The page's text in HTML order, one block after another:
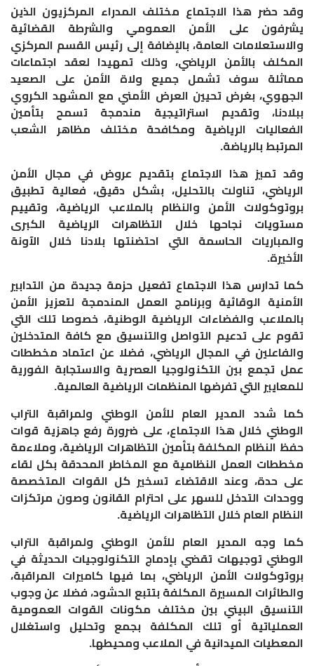
وقد حضر هذا الاجتماع مختلف المدراء المركزيون الذين
يشرفون على الأمن العمومي والشرطة القضائية
والاستعلامات العامة، بالإضافة إلى رئيس القسم المركزي
المكلف بالأمن الرياضي، وذلك تمهيدا لعقد اجتماعات
مماثلة سوف تشمل جميع ولاة الأمن على الصعيد
الجهوي، بغرض تحيين العرض الأمني مع المشهد الكروي
ببلادنا، وتقديم استراتيجية مندمجة تسمح بتأمين
الفعاليات الرياضية ومكافحة مختلف مظاهر الشعب
المرتبط بالرياضة.
وقد تميز هذا الاجتماع بتقديم عروض في مجال الأمن
الرياضي، تناولت بالتحليل، بشكل دقيق، فعالية تطبيق
بروتوكولات الأمن والنظام بالملاعب الرياضية، وتقييم
مستويات نجاحها خلال التظاهرات الرياضية الكبرى
والمباريات الحاسمة التي احتضنتها بلادنا خلال الآونة
الأخيرة.
كما تدارس هذا الاجتماع تفعيل حزمة جديدة من التدابير
الأمنية الوقائية وبرنامج العمل المندمجة لتعزيز الأمن
بالملاعب والفضاءات الرياضية الوطنية، خصوصا تلك التي
تقوم على تدعيم التواصل والتنسيق مع كافة المتدخلين
والفاعلين في المجال الرياضي، فضلا عن اعتماد مخططات
عمل تجمع بين التكنولوجيا العصرية والاستجابة الفورية
للمعايير التي تفرضها المنظمات الرياضية العالمية.
كما شدد المدير العام للأمن الوطني ولمراقبة التراب
الوطني خلال هذا الاجتماع، على ضرورة رفع جاهزية قوات
حفظ النظام المكلفة بتأمين التظاهرات الرياضية، وملاءمة
مخططات العمل النظامية مع المخاطر المحدقة بكل لقاء
على حدة، وعند الاقتضاء تسخير كل القوات المتخصصة
ووحدات التدخل للسهر على احترام القانون وصون مرتكزات
النظام العام خلال التظاهرات الرياضية.
كما وجه المدير العام للأمن الوطني ولمراقبة التراب
الوطني توجيهات تقضي بإدماج التكنولوجيات الحديثة في
بروتوكولات الأمن الرياضي، بما فيها كاميرات المراقبة،
والطائرات المسيرة المكلفة بتتبع الحشود، فضلا عن وجوب
التنسيق البيني بين مختلف مكونات القوات العمومية
العملياتية أو تلك المكلفة بجمع وتحليل واستغلال
المعطيات الميدانية في الملاعب ومحيطها.